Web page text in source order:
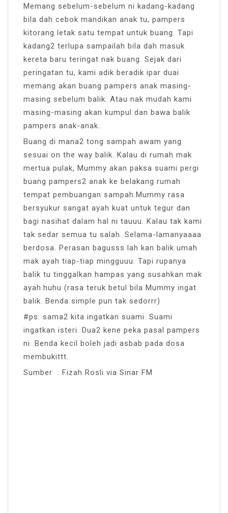
Memang sebelum-sebelum ni kadang-kadang
bila dah cebok mandikan anak tu, pampers
kitorang letak satu tempat untuk buang. Tapi
kadang2 terlupa sampailah bila dah masuk
kereta baru teringat nak buang. Sejak dari
peringatan tu, kami adik beradik ipar duai
memang akan buang pampers anak masing-
masing sebelum balik. Atau nak mudah kami
masing-masing akan kumpul dan bawa balik
pampers anak-anak.
Buang di mana2 tong sampah awam yang
sesuai on the way balik. Kalau di rumah mak
mertua pulak, Mummy akan paksa suami pergi
buang pampers2 anak ke belakang rumah
tempat pembuangan sampah.Mummy rasa
bersyukur sangat ayah kuat untuk tegur dan
bagi nasihat dalam hal ni tauuu. Kalau tak kami
tak sedar semua tu salah. Selama-lamanyaaaa
berdosa. Perasan bagusss lah kan balik umah
mak ayah tiap-tiap mingguuu. Tapi rupanya
balik tu tinggalkan hampas yang susahkan mak
ayah.huhu (rasa teruk betul bila Mummy ingat
balik. Benda simple pun tak sedorrr)
#ps: sama2 kita ingatkan suami. Suami
ingatkan isteri. Dua2 kene peka pasal pampers
ni. Benda kecil boleh jadi asbab pada dosa
membukittt.
Sumber : Fizah Rosli via Sinar FM